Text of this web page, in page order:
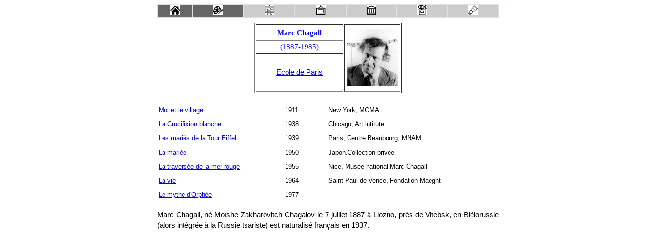
Marc Chagall
(1887-1985)
Ecole de Paris
Moi et le village 1911
New York, MOMA
La Crucifixion blanche
1938
Chicago, Art intitute
Les mariés de la Tour Eiffel
1939
Paris, Centre Beaubourg, MNAM
La mariée
1950
Japon,Collection privée
La traversée de la mer rouge
1955
Nice, Musée national Marc Chagall
La vie
1964
Saint-Paul de Vence, Fondation Maeght
Le mythe d'Orphée
1977
Marc Chagall, né Moïshe Zakharovitch Chagalov le 7 juillet 1887 à Liozno, près de Vitebsk, en Biélorussie
(alors intégrée à la Russie tsariste) est naturalisé français en 1937.